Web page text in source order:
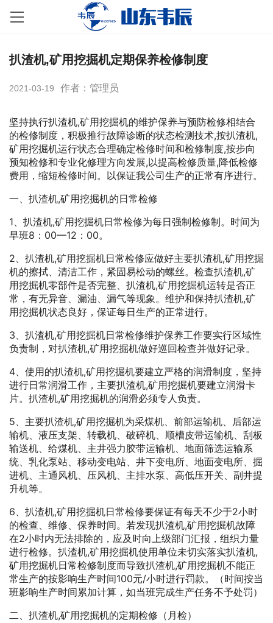
扒渣机,矿用挖掘机定期保养检修制度
2021-03-19 作者：管理员
坚持执行扒渣机,矿用挖掘机的维护保养与预防检修相结合
的检修制度，积极推行故障诊断的状态检测技术,按扒渣机,
矿用挖掘机运行状态合理确定检修时间和检修制度,按步向
预知检修和专业化修理方向发展,以提高检修质量,降低检修
费用，缩短检修时间。以保证我公司生产的正常有序进行。
一、扒渣机,矿用挖掘机的日常检修
1、扒渣机,矿用挖掘机日常检修为每日强制检修制。时间为
早班8：00—12：00。
2、扒渣机,矿用挖掘机日常检修应做好主要扒渣机,矿用挖掘
机的擦拭、清洁工作，紧固易松动的螺丝。检查扒渣机,矿
用挖掘机零部件是否完整、扒渣机,矿用挖掘机运转是否正
常，有无异音、漏油、漏气等现象。维护和保持扒渣机,矿
用挖掘机状态良好，保证每日生产的正常进行。
3、扒渣机,矿用挖掘机日常检修维护保养工作要实行区域性
负责制，对扒渣机,矿用挖掘机做好巡回检查并做好记录。
4、使用的扒渣机,矿用挖掘机要建立严格的润滑制度，坚持
进行日常润滑工作，主要扒渣机,矿用挖掘机要建立润滑卡
片。扒渣机,矿用挖掘机的润滑必须专人负责。
5、主要扒渣机,矿用挖掘机为采煤机、前部运输机、后部运
输机、液压支架、转载机、破碎机、顺槽皮带运输机、刮板
输送机、给煤机、主井强力胶带运输机、地面筛选运输系
统、乳化泵站、移动变电站、井下变电所、地面变电所、掘
进机、主通风机、压风机、主排水泵、高低压开关、副井提
升机等。
6、扒渣机,矿用挖掘机日常检修要保证有每天不少于2小时
的检查、维修、保养时间。若发现扒渣机,矿用挖掘机故障
在2小时内无法排除的，应及时向上级部门汇报，组织力量
进行检修。扒渣机,矿用挖掘机使用单位未切实落实扒渣机,
矿用挖掘机日常检修制度而导致扒渣机,矿用挖掘机不能正
常生产的按影响生产时间100元/小时进行罚款。（时间按当
班影响生产时间累加计算，如当班完成生产任务不予处罚）
二、扒渣机,矿用挖掘机的定期检修（月检）